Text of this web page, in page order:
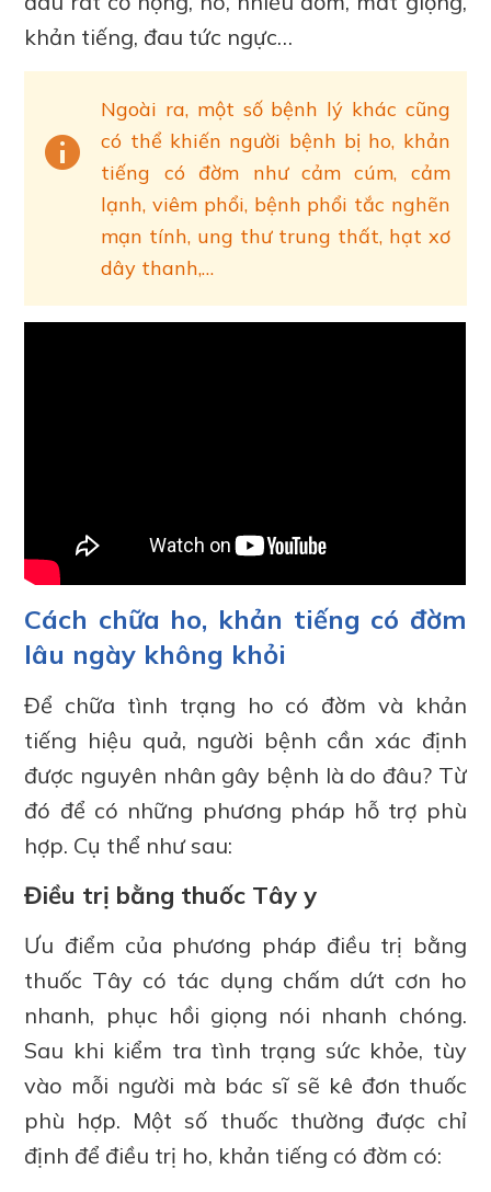
khản tiếng, đau tức ngực…
Ngoài ra, một số bệnh lý khác cũng
có thể khiến người bệnh bị ho, khản
tiếng có đờm như cảm cúm, cảm
lạnh, viêm phổi, bệnh phổi tắc nghẽn
mạn tính, ung thư trung thất, hạt xơ
dây thanh,…
Cách chữa ho, khản tiếng có đờm
lâu ngày không khỏi
Để chữa tình trạng ho có đờm và khản
tiếng hiệu quả, người bệnh cần xác định
được nguyên nhân gây bệnh là do đâu? Từ
đó để có những phương pháp hỗ trợ phù
hợp. Cụ thể như sau:
Điều trị bằng thuốc Tây y
Ưu điểm của phương pháp điều trị bằng
thuốc Tây có tác dụng chấm dứt cơn ho
nhanh, phục hồi giọng nói nhanh chóng.
Sau khi kiểm tra tình trạng sức khỏe, tùy
vào mỗi người mà bác sĩ sẽ kê đơn thuốc
phù hợp. Một số thuốc thường được chỉ
định để điều trị ho, khản tiếng có đờm có: